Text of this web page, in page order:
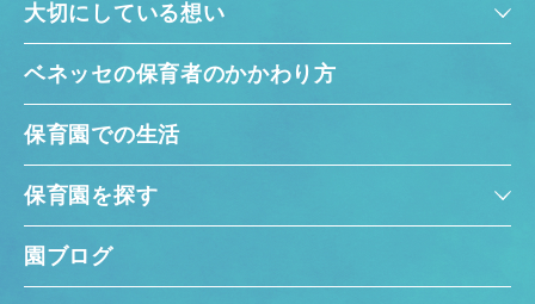
大切にしている想い
ベネッセの保育者のかかわり方
保育園での生活
保育園を探す
園ブログ